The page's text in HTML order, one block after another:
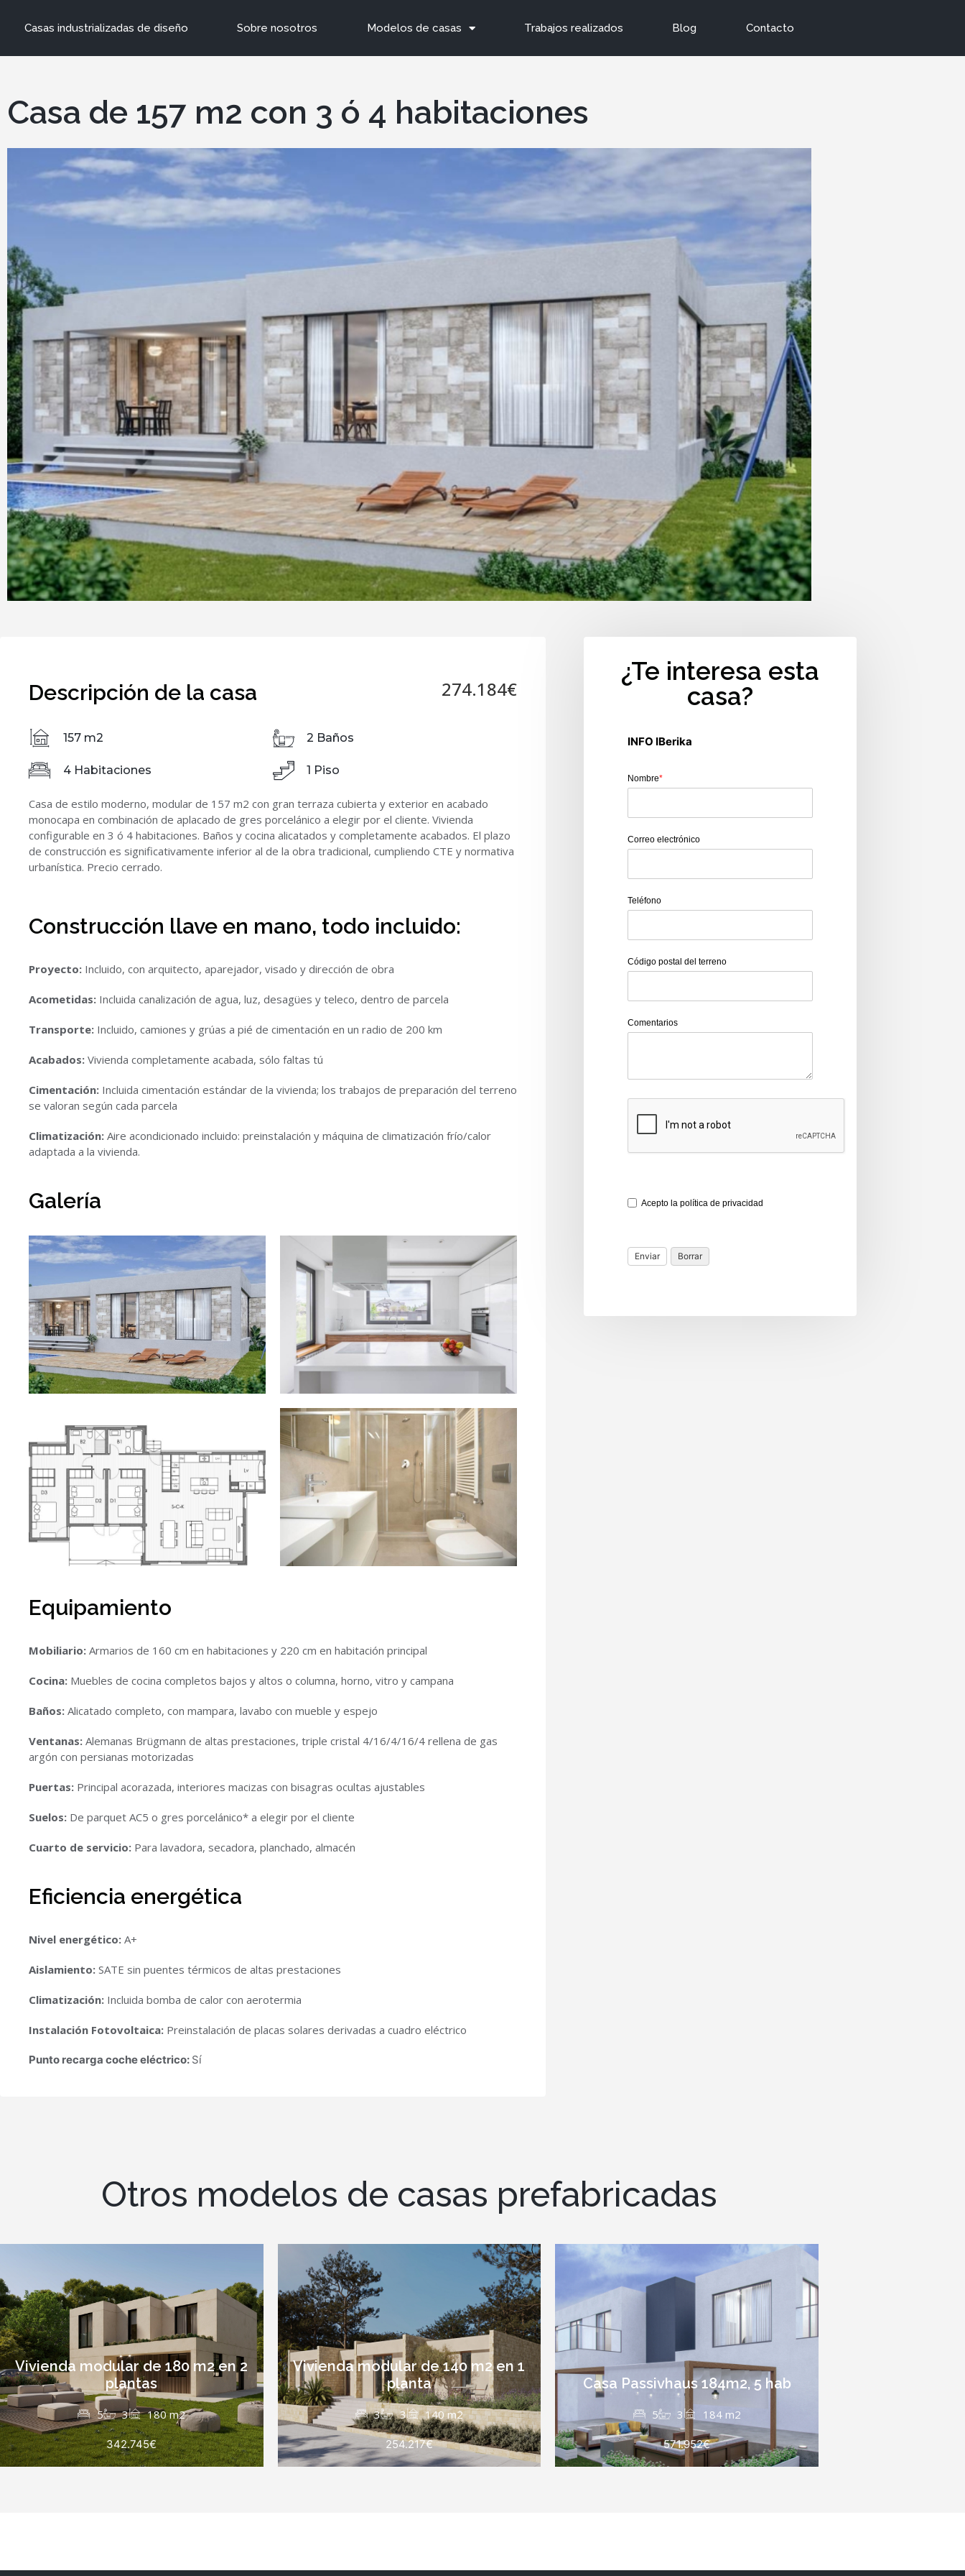
Casas industrializadas de diseño Sobre nosotros Modelos de casas Trabajos realizados Blog Contacto
Casa de 157 m2 con 3 ó 4 habitaciones
Descripción de la casa 274.184€
157 m2
4 Habitaciones
2 Baños
1 Piso
Casa de estilo moderno, modular de 157 m2 con gran terraza cubierta y exterior en acabado
monocapa en combinación de aplacado de gres porcelánico a elegir por el cliente. Vivienda
configurable en 3 ó 4 habitaciones. Baños y cocina alicatados y completamente acabados. El plazo
de construcción es significativamente inferior al de la obra tradicional, cumpliendo CTE y normativa
urbanística. Precio cerrado.
Construcción llave en mano, todo incluido:
Proyecto: Incluido, con arquitecto, aparejador, visado y dirección de obra
Acometidas: Incluida canalización de agua, luz, desagües y teleco, dentro de parcela
Transporte: Incluido, camiones y grúas a pié de cimentación en un radio de 200 km
Acabados: Vivienda completamente acabada, sólo faltas tú
Cimentación: Incluida cimentación estándar de la vivienda; los trabajos de preparación del terreno
se valoran según cada parcela
Climatización: Aire acondicionado incluido: preinstalación y máquina de climatización frío/calor
adaptada a la vivienda.
Galería
Equipamiento
Mobiliario: Armarios de 160 cm en habitaciones y 220 cm en habitación principal
Cocina: Muebles de cocina completos bajos y altos o columna, horno, vitro y campana
Baños: Alicatado completo, con mampara, lavabo con mueble y espejo
Ventanas: Alemanas Brügmann de altas prestaciones, triple cristal 4/16/4/16/4 rellena de gas
argón con persianas motorizadas
Puertas: Principal acorazada, interiores macizas con bisagras ocultas ajustables
Suelos: De parquet AC5 o gres porcelánico* a elegir por el cliente
Cuarto de servicio: Para lavadora, secadora, planchado, almacén
Eficiencia energética
Nivel energético: A+
Aislamiento: SATE sin puentes térmicos de altas prestaciones
Climatización: Incluida bomba de calor con aerotermia
Instalación Fotovoltaica: Preinstalación de placas solares derivadas a cuadro eléctrico
Punto recarga coche eléctrico: Sí
¿Te interesa esta
casa?
INFO IBerika
Nombre*
Correo electrónico
Teléfono
Código postal del terreno
Comentarios
Acepto la política de privacidad
Otros modelos de casas prefabricadas
Vivienda modular de 180 m2 en 2
plantas
5 3 180 m2
342.745€
Vivienda modular de 140 m2 en 1
planta
3 3 140 m2
254.217€
Casa Passivhaus 184m2, 5 hab
5 3 184 m2
571.952€